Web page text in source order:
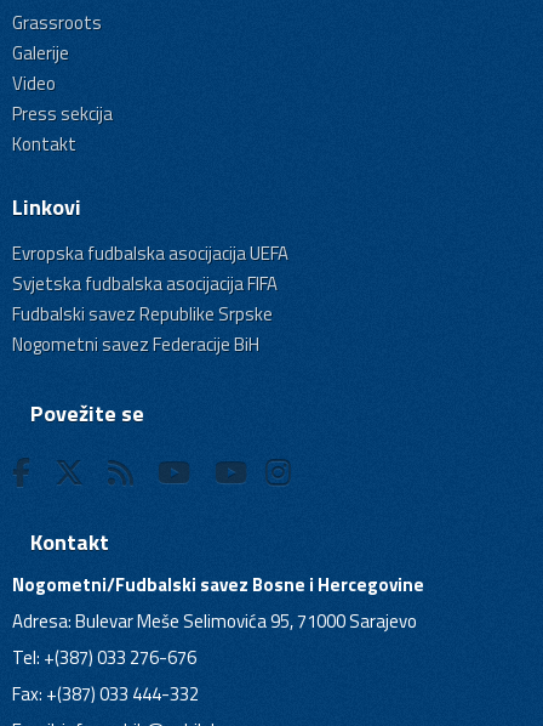
Grassroots
Galerije
Video
Press sekcija
Kontakt
Linkovi
Evropska fudbalska asocijacija UEFA
Svjetska fudbalska asocijacija FIFA
Fudbalski savez Republike Srpske
Nogometni savez Federacije BiH
Povežite se
Kontakt
Nogometni/Fudbalski savez Bosne i Hercegovine
Adresa: Bulevar Meše Selimovića 95, 71000 Sarajevo
Tel: +(387) 033 276-676
Fax: +(387) 033 444-332